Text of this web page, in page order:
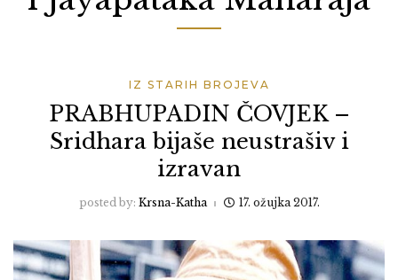
IZ STARIH BROJEVA
PRABHUPADIN ČOVJEK –
Sridhara bijaše neustrašiv i
izravan
posted by: Krsna-Katha 17. ožujka 2017.